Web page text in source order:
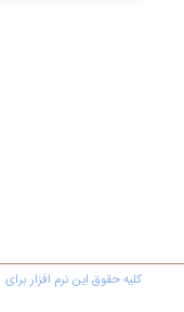
کليه حقوق اين نرم افزار برای